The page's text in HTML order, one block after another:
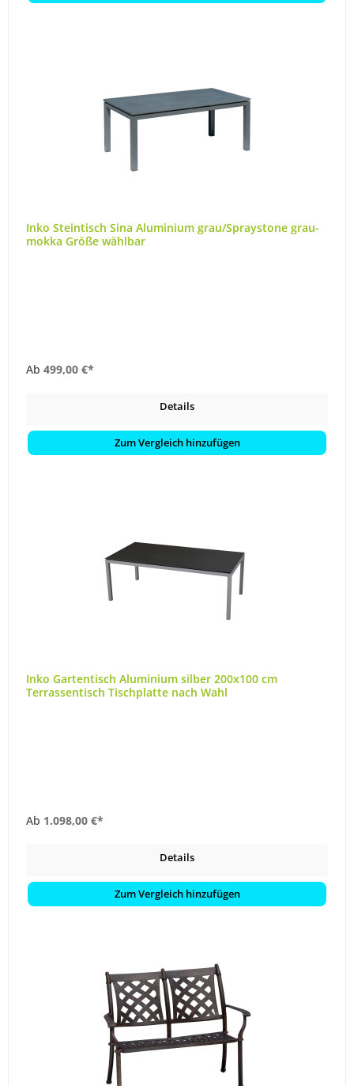
Inko Steintisch Sina Aluminium grau/Spraystone grau-
mokka Größe wählbar
Ab 499,00 €*
Details
Zum Vergleich hinzufügen
Inko Gartentisch Aluminium silber 200x100 cm
Terrassentisch Tischplatte nach Wahl
Ab 1.098,00 €*
Details
Zum Vergleich hinzufügen